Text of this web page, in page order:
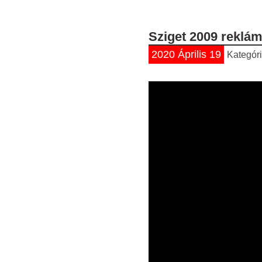
Sziget 2009 reklám
2020 Április 19